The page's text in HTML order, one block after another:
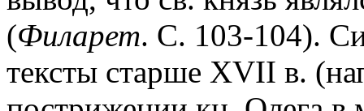
(Филарет. С. 103-104).
тексты старше XVII в.